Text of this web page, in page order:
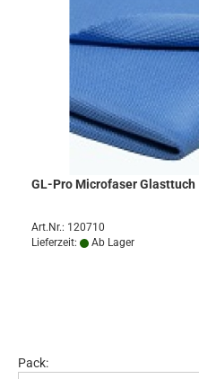
GL-Pro Microfaser Glasttuch
Art.Nr.: 120710
Lieferzeit:
Ab Lager
Pack: